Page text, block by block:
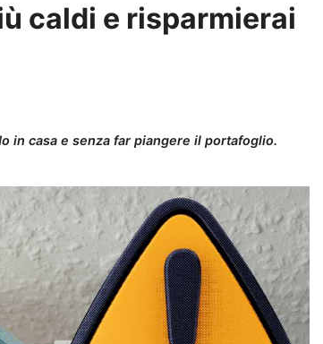
caldi e risparmierai
in casa e senza far piangere il portafoglio.